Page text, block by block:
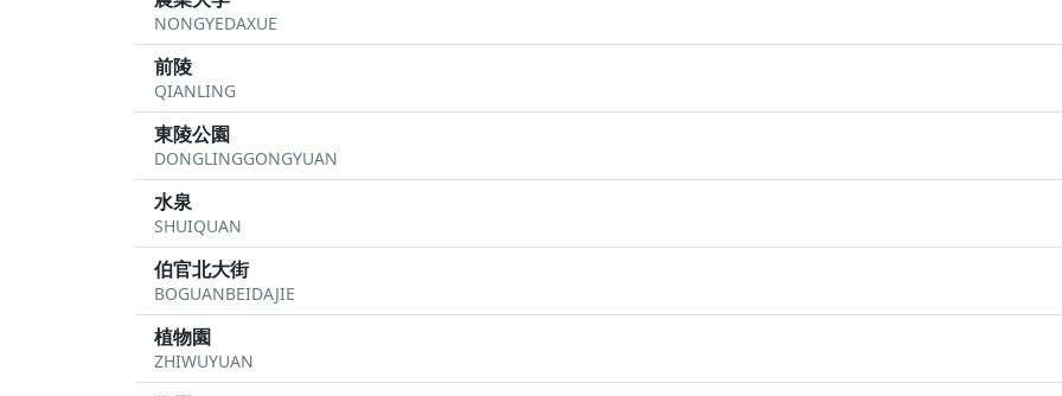
NONGYEDAXUE
前陵
QIANLING
東陵公園
DONGLINGGONGYUAN
水泉
SHUIQUAN
伯官北大街
BOGUANBEIDAJIE
植物園
ZHIWUYUAN